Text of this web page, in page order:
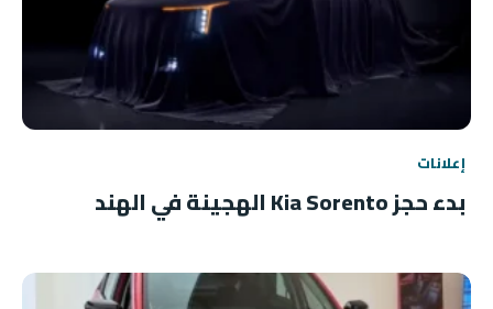
إعلانات
بدء حجز Kia Sorento الهجينة في الهند